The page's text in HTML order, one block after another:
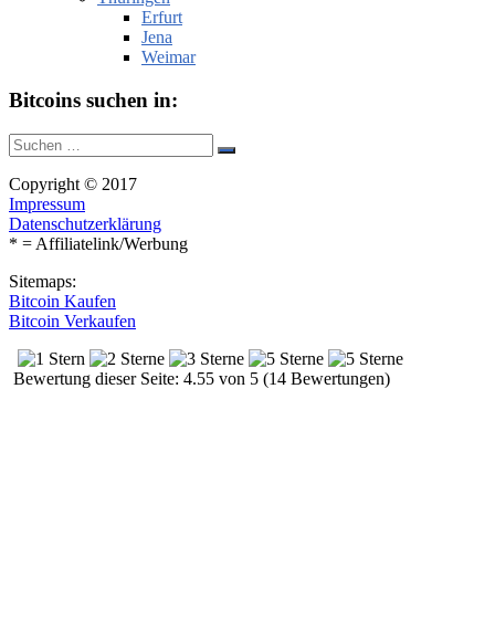
Erfurt
Jena
Weimar
Bitcoins suchen in:
Suche
nach:
Suchen
Copyright © 2017
Impressum
Datenschutzerklärung
* = Affiliatelink/Werbung
Sitemaps:
Bitcoin Kaufen
Bitcoin Verkaufen
Bewertung dieser Seite: 4.55 von 5 (14 Bewertungen)